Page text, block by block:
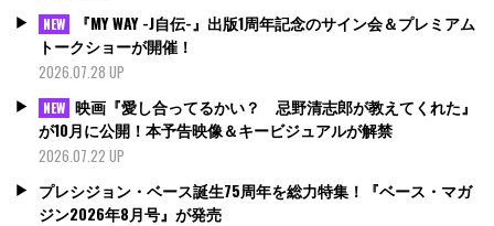
NEW
『MY WAY -J自伝-』出版1周年記念のサイン会＆プレミアム
トークショーが開催！
2026.07.28 UP
NEW 映画『愛し合ってるかい？ 忌野清志郎が教えてくれた』
が10月に公開！本予告映像＆キービジュアルが解禁
2026.07.22 UP
プレシジョン・ベース誕生75周年を総力特集！『ベース・マガ
ジン2026年8月号』が発売